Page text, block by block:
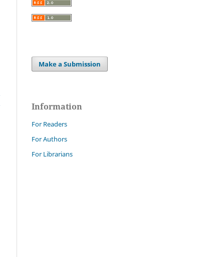
Make a Submission
Information
For Readers
For Authors
For Librarians